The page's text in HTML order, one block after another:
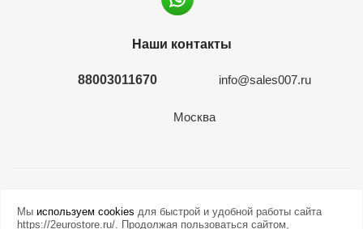
Наши контакты
88003011670 info@sales007.ru
Москва
Мы используем cookies для быстрой и удобной работы сайта
https://2eurostore.ru/. Продолжая пользоваться сайтом,